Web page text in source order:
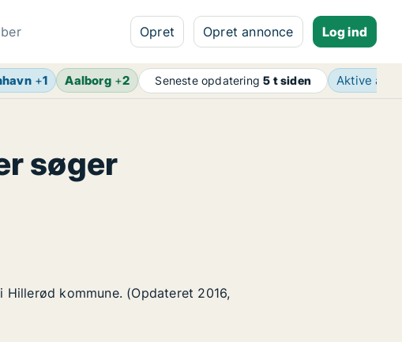
Opret Opret annonce Log ind
+1 Aalborg+2 Seneste opdatering5 t siden Aktive
søger
kommune. (Opdateret 2016,